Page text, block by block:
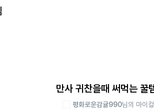
만사 귀찬을때 써먹는 꿀
평화로운감귤990님의 마이